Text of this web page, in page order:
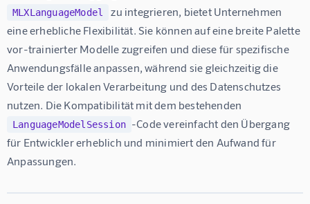
MLXLanguageModel
zu integrieren, bietet Unternehmen
eine erhebliche Flexibilität. Sie können auf eine breite Palette
vor-trainierter Modelle zugreifen und diese für spezifische
Anwendungsfälle anpassen, während sie gleichzeitig die
Vorteile der lokalen Verarbeitung und des Datenschutzes
nutzen. Die Kompatibilität mit dem bestehenden
LanguageModelSession -Code vereinfacht den Übergang
für Entwickler erheblich und minimiert den Aufwand für
Anpassungen.